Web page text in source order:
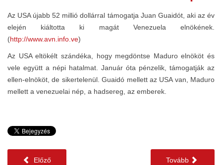
Az USA újabb 52 millió dollárral támogatja Juan Guaidót, aki az év
elején kiáltotta ki magát Venezuela elnökének.
(http://www.avn.info.ve)
Az USA eltökélt szándéka, hogy megdöntse Maduro elnököt és
vele együtt a népi hatalmat. Január óta pénzelik, támogatják az
ellen-elnököt, de sikertelenül. Guaidó mellett az USA van, Maduro
mellett a venezuelai nép, a hadsereg, az emberek.
Előző Tovább